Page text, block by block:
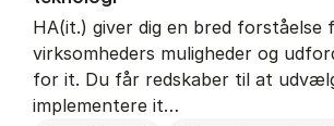
HA(it.) giver dig en bred forståelse
virksomheders muligheder og
for it. Du får redskaber til at
implementere it…